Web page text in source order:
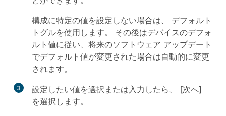
構成に特定の値を設定しない場合は、 デフォルト
トグルを使用します。 その後はデバイスのデフォ
ルト値に従い、将来のソフトウェア アップデート
でデフォルト値が変更された場合は自動的に変更
されます。
3 設定したい値を選択または入力したら、 [次へ]
を選択します。